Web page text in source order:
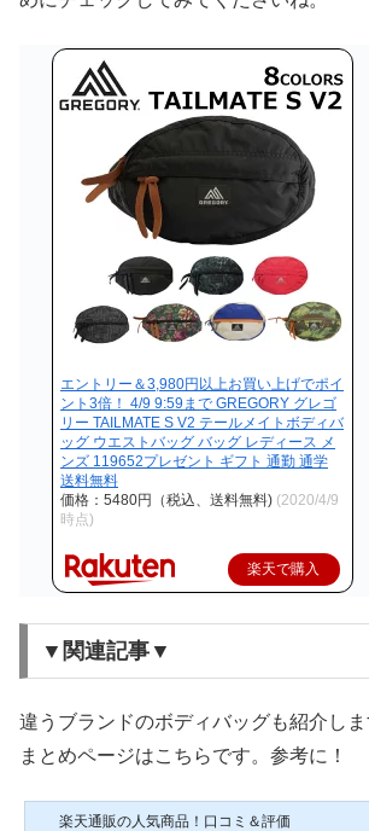
エントリー＆3,980円以上お買い上げでポイ
ント3倍！ 4/9 9:59まで GREGORY グレゴ
リー TAILMATE S V2 テールメイトボディバ
ッグ ウエストバッグ バッグ レディース メ
ンズ 119652プレゼント ギフト 通勤 通学
送料無料
価格：5480円（税込、送料無料) (2020/4/9
時点)
楽天で購入
▼関連記事▼
違うブランドのボディバッグも紹介しま
まとめページはこちらです。参考に！
楽天通販の人気商品！口コミ＆評価